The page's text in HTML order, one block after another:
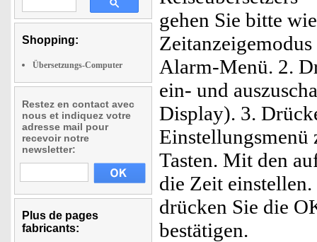
Shopping:
Übersetzungs-Computer
Restez en contact avec
nous et indiquez votre
adresse mail pour
recevoir notre
newsletter:
Plus de pages
fabricants:
gehen Sie bitte
Alarm-Menü. 2.
ein- und
Display). 3.
Einstellungsmenü
Tasten. Mit den
die Zeit
drücken Sie die
bestätigen.